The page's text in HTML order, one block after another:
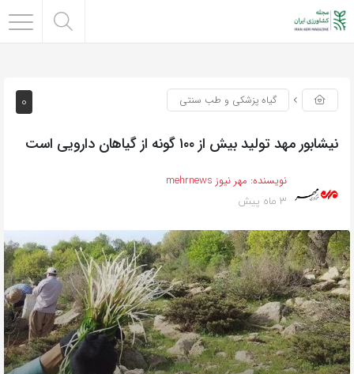
0 گیاه پزشکی و طب سنتی
نیشابور مهد تولید بیش از ۱۰۰ گونه از گیاهان دارویی است
نویسنده: مهر نیوز mehrnews
3 ماه پیش